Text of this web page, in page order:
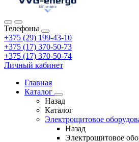
Телефоны
+375 (29) 199-43-10
+375 (17) 370-50-73
+375 (17) 370-50-74
Личный кабинет
Главная
Каталог
Назад
Каталог
Электрощитовое
Назад
Электрощитовое